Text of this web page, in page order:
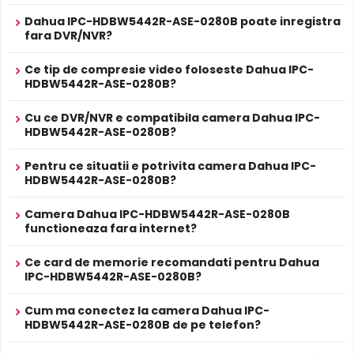
Filtru IR Mecanic (ICR)
mecanic autoretractabilce filtreaza lumina in infrarosu
pe timpul zilei, pentru a evita defectele de culoare, iar pe
sa treaca, imbunatatind vizibilitatea.
50m,Alarm 1/1,Audio 1/1,Micro SD,IP67, IK10 DC12V, ePoE
ALIMENTARE
Alimentare
Sursa de alimentare NU este inclusa
POE
Da
NVR sau Switch POE
PROSPECT PRODUCATOR
tehnic
Dahua IPC-HDBW5442R-ASE-0280B
au caracter informativ.
Dahua IPC-HDBW5442R-ASE-0280B poate inregistra
fara DVR/NVR?
Ce tip de compresie video foloseste Dahua IPC-
HDBW5442R-ASE-0280B?
Cu ce DVR/NVR e compatibila camera Dahua IPC-
HDBW5442R-ASE-0280B?
Pentru ce situatii e potrivita camera Dahua IPC-
HDBW5442R-ASE-0280B?
Camera Dahua IPC-HDBW5442R-ASE-0280B
functioneaza fara internet?
Ce card de memorie recomandati pentru Dahua
IPC-HDBW5442R-ASE-0280B?
Cum ma conectez la camera Dahua IPC-
HDBW5442R-ASE-0280B de pe telefon?